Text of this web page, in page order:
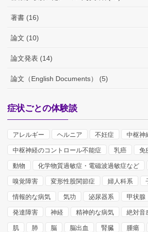
著書 (16)
論文 (10)
論文発表 (14)
論文（English Documents） (5)
症状ごとの体験談
アレルギー ヘルニア 不妊症 中枢神
中枢神経のコントロール不能症 乳癌 免
動物 化学物質過敏症・電磁波過敏症など
嗅覚障害 変形性股関節症 婦人科系
情報的な病気 気功 泌尿器系 甲状腺
発達障害 神経 精神的な病気 絶対音
肌 肺 脳 脳出血 腎臓 腫瘍